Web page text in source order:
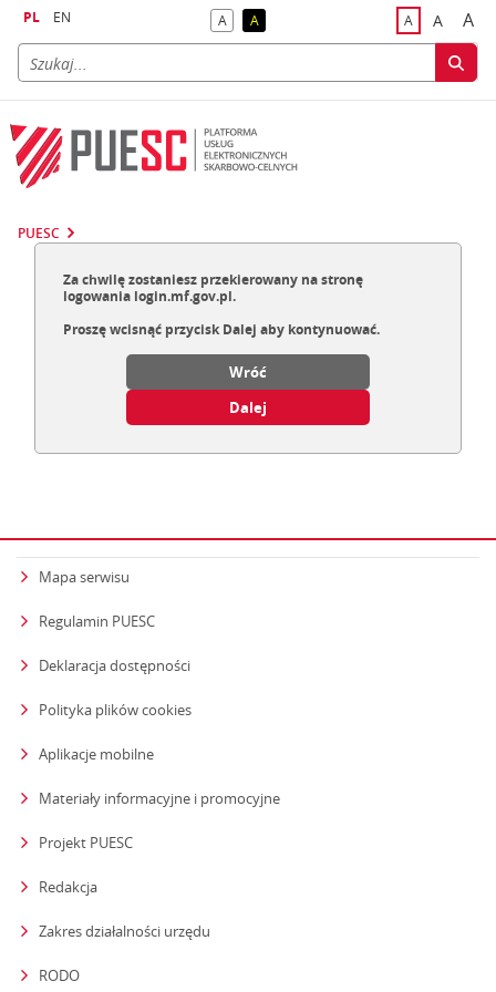
PL EN Akontrast domyślny
Akontrast żółty tekst na czarnym tle
Adomyślna
A A
PUESC
Za chwilę zostaniesz przekierowany na stronę
logowania login.mf.gov.pl.
Proszę wcisnąć przycisk Dalej aby kontynuować.
Wróć
Dalej
Mapa serwisu
Regulamin PUESC
Deklaracja dostępności
Polityka plików cookies
Aplikacje mobilne
Materiały informacyjne i promocyjne
Projekt PUESC
Redakcja
Zakres działalności urzędu
RODO